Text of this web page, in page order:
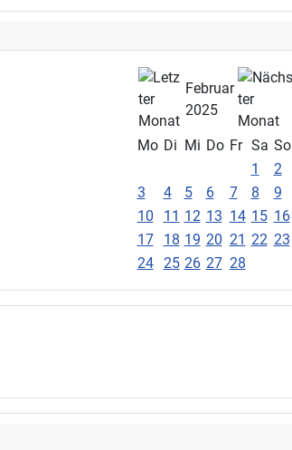
Februar
2025
Mo Di Mi Do Fr Sa So
1
2
3
4 5 6 7 8
9
10
11 12 13 14 15 16
17
18 19 20 21 22 23
24
25 26 27 28